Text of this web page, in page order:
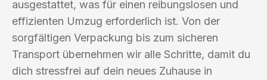
ausgestattet, was für einen reibungslosen und
effizienten Umzug erforderlich ist. Von der
sorgfältigen Verpackung bis zum sicheren
Transport übernehmen wir alle Schritte, damit du
dich stressfrei auf dein neues Zuhause in